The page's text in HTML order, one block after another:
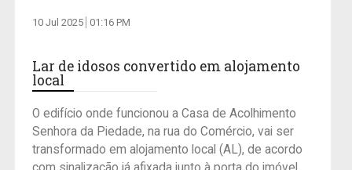
10 Jul 2025 01:16 PM
Lar de idosos convertido em alojamento
local
O edifício onde funcionou a Casa de Acolhimento
Senhora da Piedade, na rua do Comércio, vai ser
transformado em alojamento local (AL), de acordo